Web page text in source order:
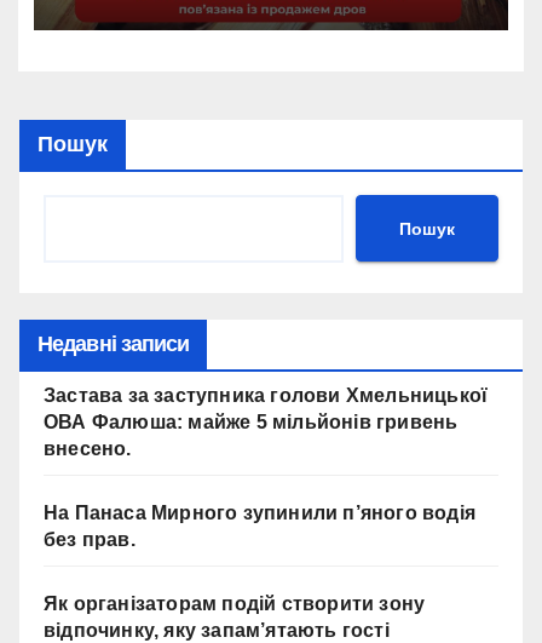
Пошук
Пошук
Недавні записи
Застава за заступника голови Хмельницької
ОВА Фалюша: майже 5 мільйонів гривень
внесено.
На Панаса Мирного зупинили п’яного водія
без прав.
Як організаторам подій створити зону
відпочинку, яку запам’ятають гості